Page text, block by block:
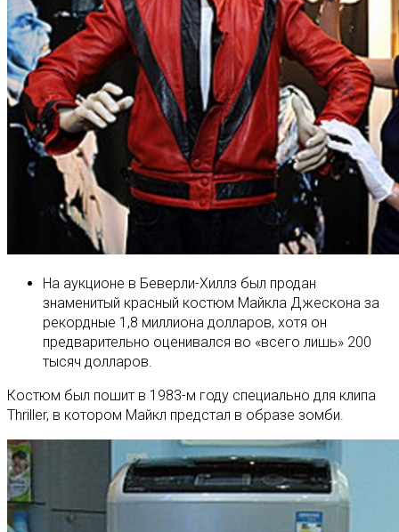
На аукционе в Беверли-Хиллз был продан
знаменитый красный костюм Майкла Джескона за
рекордные 1,8 миллиона долларов, хотя он
предварительно оценивался во «всего лишь» 200
тысяч долларов.
Костюм был пошит в 1983-м году специально для клипа
Thriller, в котором Майкл предстал в образе зомби.